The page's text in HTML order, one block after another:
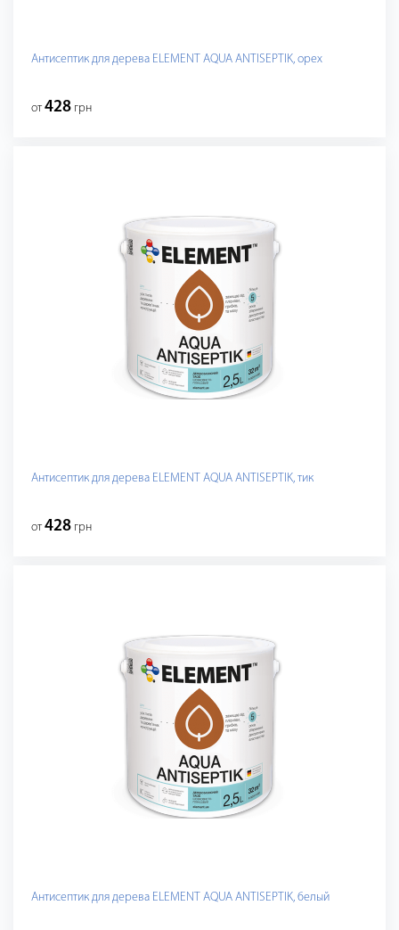
Антисептик для дерева ELEMENT AQUA ANTISEPTIK, орех
от428 грн
Антисептик для дерева ELEMENT AQUA ANTISEPTIK, тик
от428 грн
Антисептик для дерева ELEMENT AQUA ANTISEPTIK, белый